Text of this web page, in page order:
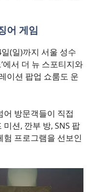
어 게임
(일)까지 서울 성수
에서 더 뉴 스포티지와
이션 팝업 쇼룸도 운
어 방문객들이 직접
션, 깐부 방, SNS 팝
험 프로그램을 선보인